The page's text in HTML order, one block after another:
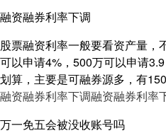
融资融券利率下调
股票融资利率一般要看资产量，
可以申请4%，500万可以申请
划算，主要是可融券源多，有
融资融券利率下调融资融券利率
万一免五会被没收账号吗